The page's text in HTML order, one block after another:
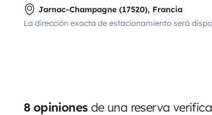
Jarnac-Champagne (17520), Francia
La dirección exacta de estacionamiento será
8 opiniones de una reserva